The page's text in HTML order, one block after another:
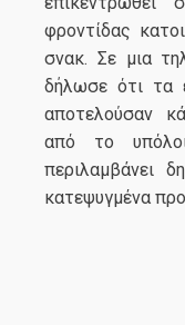
φροντίδας
σνακ. Σε μια
δήλωσε ότι τα
αποτελούσαν
από το
περιλαμβάνει
κατεψυγμένα